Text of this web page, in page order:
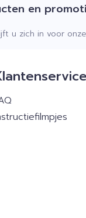
en
u zich in voor